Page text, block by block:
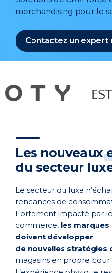
merchandising pour le
Contactez un expert
Les nouveaux
du secteur
Le secteur du luxe
tendances de
Fortement impacté par
commerce, les marques
doivent développer
de nouvelles stratégies
magasins en propre